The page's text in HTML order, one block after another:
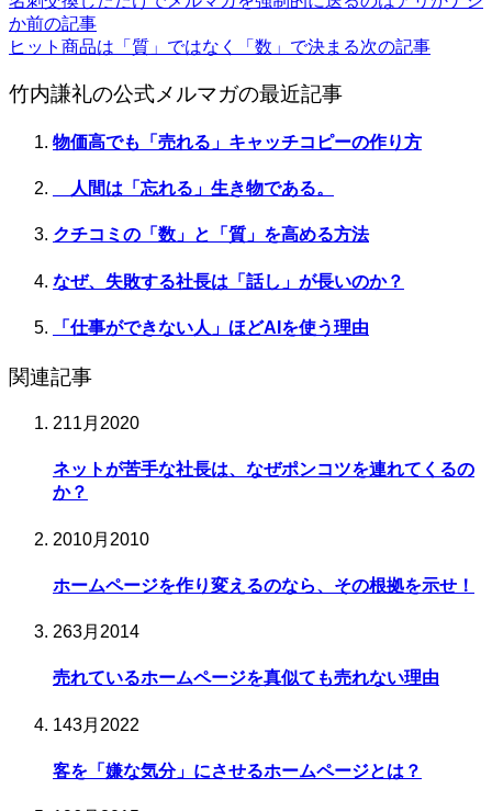
か前の記事
ヒット商品は「質」ではなく「数」で決まる次の記事
竹内謙礼の公式メルマガの最近記事
物価高でも「売れる」キャッチコピーの作り方
人間は「忘れる」生き物である。
クチコミの「数」と「質」を高める方法
なぜ、失敗する社長は「話し」が長いのか？
「仕事ができない人」ほどAIを使う理由
関連記事
211月 2020
ネットが苦手な社長は、なぜポンコツを連れてくるの
か？
2010月 2010
ホームページを作り変えるのなら、その根拠を示せ！
263月 2014
売れているホームページを真似ても売れない理由
143月 2022
客を「嫌な気分」にさせるホームページとは？